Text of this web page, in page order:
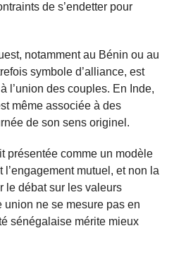
de s’endetter pour
notamment au Bénin ou au
symbole d’alliance, est
l’union des couples. En Inde,
même associée à des
de son sens originel.
présentée comme un modèle
mutuel, et non la
le débat sur les valeurs
union ne se mesure pas en
sénégalaise mérite mieux